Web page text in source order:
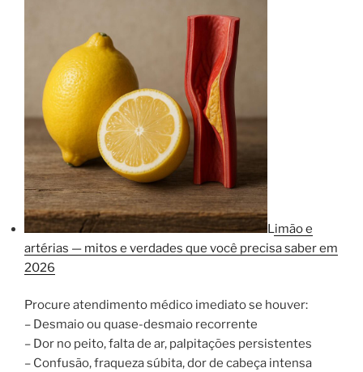
Limão e
artérias — mitos e verdades que você precisa saber em
2026
Procure atendimento médico imediato se houver:
– Desmaio ou quase-desmaio recorrente
– Dor no peito, falta de ar, palpitações persistentes
– Confusão, fraqueza súbita, dor de cabeça intensa